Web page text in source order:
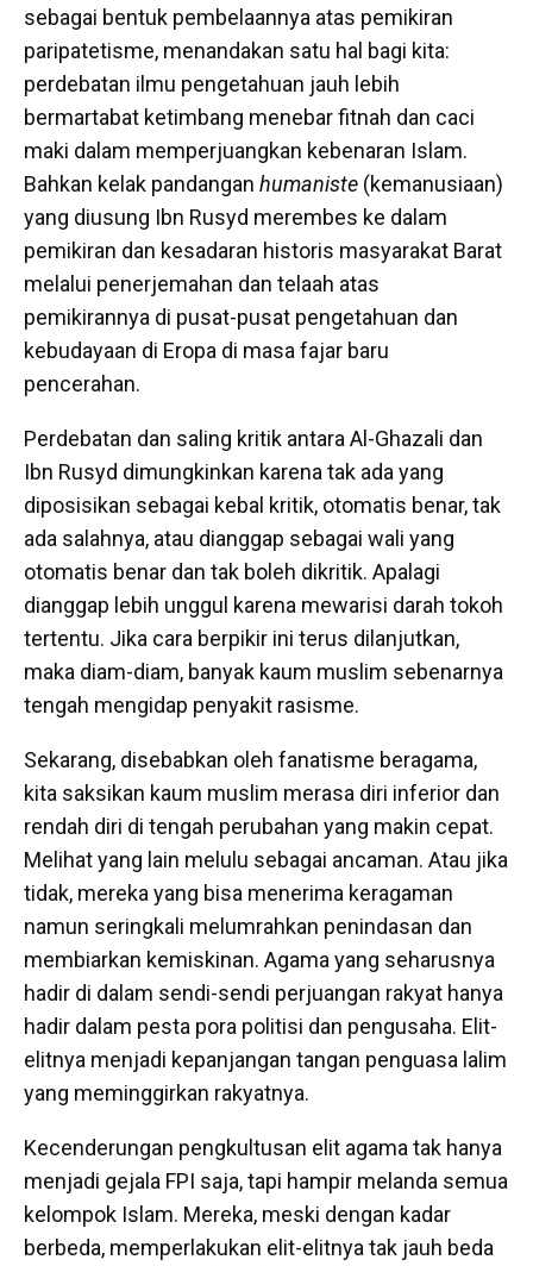
sebagai bentuk pembelaannya atas pemikiran
paripatetisme, menandakan satu hal bagi kita:
perdebatan ilmu pengetahuan jauh lebih
bermartabat ketimbang menebar fitnah dan caci
maki dalam memperjuangkan kebenaran Islam.
Bahkan kelak pandangan humaniste (kemanusiaan)
yang diusung Ibn Rusyd merembes ke dalam
pemikiran dan kesadaran historis masyarakat Barat
melalui penerjemahan dan telaah atas
pemikirannya di pusat-pusat pengetahuan dan
kebudayaan di Eropa di masa fajar baru
pencerahan.
Perdebatan dan saling kritik antara Al-Ghazali dan
Ibn Rusyd dimungkinkan karena tak ada yang
diposisikan sebagai kebal kritik, otomatis benar, tak
ada salahnya, atau dianggap sebagai wali yang
otomatis benar dan tak boleh dikritik. Apalagi
dianggap lebih unggul karena mewarisi darah tokoh
tertentu. Jika cara berpikir ini terus dilanjutkan,
maka diam-diam, banyak kaum muslim sebenarnya
tengah mengidap penyakit rasisme.
Sekarang, disebabkan oleh fanatisme beragama,
kita saksikan kaum muslim merasa diri inferior dan
rendah diri di tengah perubahan yang makin cepat.
Melihat yang lain melulu sebagai ancaman. Atau jika
tidak, mereka yang bisa menerima keragaman
namun seringkali melumrahkan penindasan dan
membiarkan kemiskinan. Agama yang seharusnya
hadir di dalam sendi-sendi perjuangan rakyat hanya
hadir dalam pesta pora politisi dan pengusaha. Elit-
elitnya menjadi kepanjangan tangan penguasa lalim
yang meminggirkan rakyatnya.
Kecenderungan pengkultusan elit agama tak hanya
menjadi gejala FPI saja, tapi hampir melanda semua
kelompok Islam. Mereka, meski dengan kadar
berbeda, memperlakukan elit-elitnya tak jauh beda